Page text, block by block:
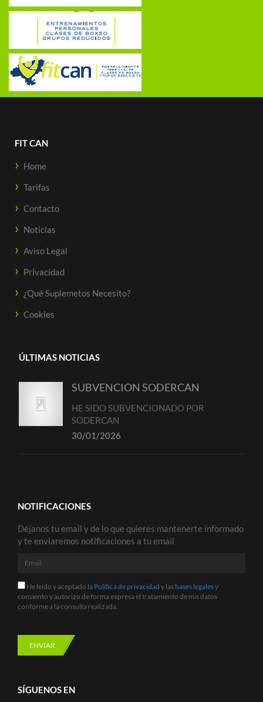
FIT CAN
Home
Tarifas
Contacto
Noticias
Aviso Legal
Privacidad
¿Qué Suplemetos Necesito?
Cookies
ÚLTIMAS NOTICIAS
SUBVENCION SODERCAN
HE SIDO SUBVENCIONADO POR
SODERCAN
30/01/2026
NOTIFICACIONES
Déjanos tu email y de lo que quieres mantenerte informado
y te enviaremos notificaciones a tu email
Email
He
leído
Política
de
legales
He leído y aceptado la Política de privacidad y las bases legalesy
consiento y autorizo de forma expresa el tratamiento de mis datos
conforme a la consulta realizada.
ENVIAR
SÍGUENOS EN